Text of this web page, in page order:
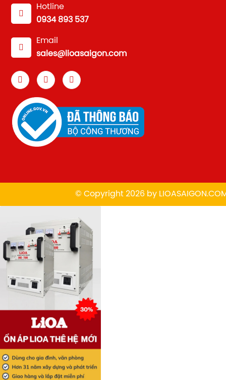
Hotline
0934 893 537
Email
sales@lioasaigon.com
© Copyright 2026 by L